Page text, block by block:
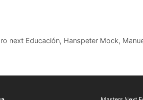
next Educación, Hanspeter Mock,